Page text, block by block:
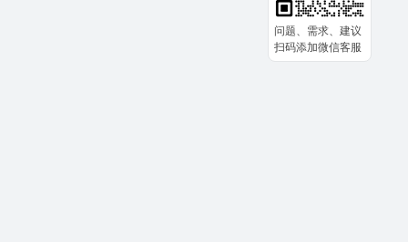
问题、需求、建议
扫码添加微信客服